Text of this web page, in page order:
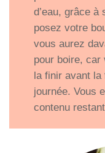
d’eau, grâce à
posez votre
vous aurez
pour boire, car
la finir avant
journée. Vous
contenu